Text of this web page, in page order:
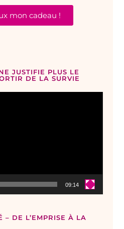
mon cadeau !
JUSTIFIE PLUS LE
DE LA SURVIE
09:14
– DE L’EMPRISE À LA